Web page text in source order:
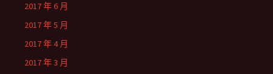
2017 年 6 月
2017 年 5 月
2017 年 4 月
2017 年 3 月